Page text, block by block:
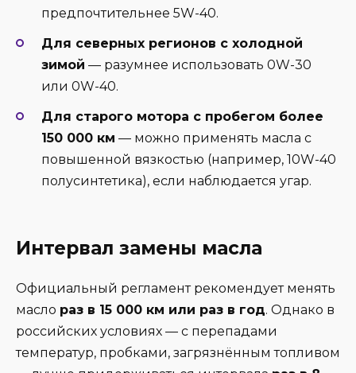
предпочтительнее 5W-40.
Для северных регионов с холодной
зимой — разумнее использовать 0W-30
или 0W-40.
Для старого мотора с пробегом более
150 000 км — можно применять масла с
повышенной вязкостью (например, 10W-40
полусинтетика), если наблюдается угар.
Интервал замены масла
Официальный регламент рекомендует менять
масло раз в 15 000 км или раз в год. Однако в
российских условиях — с перепадами
температур, пробками, загрязнённым топливом